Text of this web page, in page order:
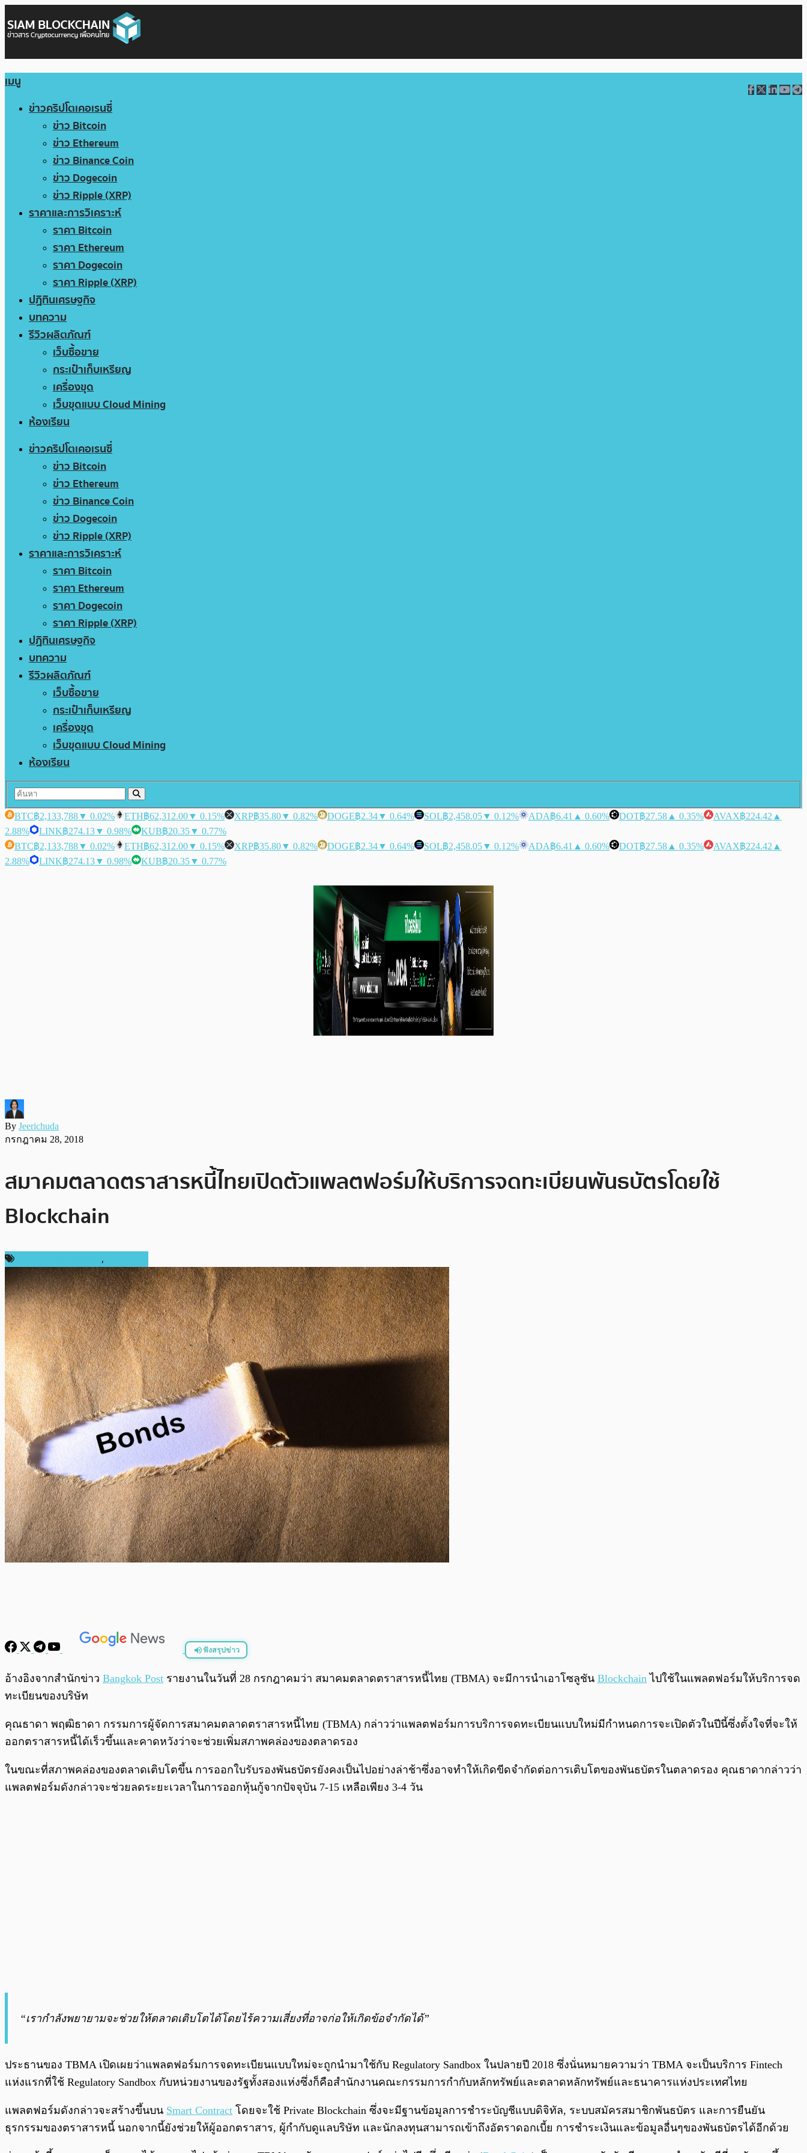
เมนู
ข่าวคริปโตเคอเรนซี่
ข่าว Bitcoin
ข่าว Ethereum
ข่าว Binance Coin
ข่าว Dogecoin
ข่าว Ripple (XRP)
ราคาและการวิเคราะห์
ราคา Bitcoin
ราคา Ethereum
ราคา Dogecoin
ราคา Ripple (XRP)
ปฏิทินเศรษฐกิจ
บทความ
รีวิวผลิตภัณฑ์
เว็บซื้อขาย
กระเป๋าเก็บเหรียญ
เครื่องขุด
เว็บขุดแบบ Cloud Mining
ห้องเรียน
ข่าวคริปโตเคอเรนซี่
ข่าว Bitcoin
ข่าว Ethereum
ข่าว Binance Coin
ข่าว Dogecoin
ข่าว Ripple (XRP)
ราคาและการวิเคราะห์
ราคา Bitcoin
ราคา Ethereum
ราคา Dogecoin
ราคา Ripple (XRP)
ปฏิทินเศรษฐกิจ
บทความ
รีวิวผลิตภัณฑ์
เว็บซื้อขาย
กระเป๋าเก็บเหรียญ
เครื่องขุด
เว็บขุดแบบ Cloud Mining
ห้องเรียน
BTC฿2,133,788▼ 0.02% ETH฿62,312.00▼ 0.15% XRP฿35.80▼ 0.82% DOGE฿2.34▼ 0.64% SOL฿2,458.05▼ 0.12% ADA฿6.41 ▲ 0.60% DOT฿27.58 ▲ 0.35% AVAX฿224.42 ▲
2.88%
LINK฿274.13▼ 0.98% KUB฿20.35▼ 0.77%
BTC฿2,133,788▼ 0.02% ETH฿62,312.00▼ 0.15% XRP฿35.80▼ 0.82% DOGE฿2.34▼ 0.64% SOL฿2,458.05▼ 0.12% ADA฿6.41 ▲ 0.60% DOT฿27.58 ▲ 0.35% AVAX฿224.42 ▲
2.88%
LINK฿274.13▼ 0.98% KUB฿20.35▼ 0.77%
By Jeerichuda
กรกฎาคม 28, 2018
สมาคมตลาดตราสารหนี้ไทยเปิดตัวแพลตฟอร์มให้บริการจดทะเบียนพันธบัตรโดยใช้
Blockchain
,
ฟังสรุปข่าว
พร้อมเล่น 0:00 /0:00
อ้างอิงจากสำนักข่าว Bangkok Post รายงานในวันที่ 28 กรกฎาคมว่า สมาคมตลาดตราสารหนี้ไทย (TBMA) จะมีการนำเอาโซลูชัน Blockchain ไปใช้ในแพลตฟอร์มให้บริการจด
ทะเบียนของบริษัท
คุณธาดา พฤฒิธาดา กรรมการผู้จัดการสมาคมตลาดตราสารหนี้ไทย (TBMA) กล่าวว่าแพลตฟอร์มการบริการจดทะเบียนแบบใหม่มีกำหนดการจะเปิดตัวในปีนี้ซึ่งตั้งใจที่จะให้
ออกตราสารหนี้ได้เร็วขึ้นและคาดหวังว่าจะช่วยเพิ่มสภาพคล่องของตลาดรอง
ในขณะที่สภาพคล่องของตลาดเติบโตขึ้น การออกใบรับรองพันธบัตรยังคงเป็นไปอย่างล่าช้าซึ่งอาจทำให้เกิดขีดจำกัดต่อการเติบโตของพันธบัตรในตลาดรอง คุณธาดากล่าวว่า
แพลตฟอร์มดังกล่าวจะช่วยลดระยะเวลาในการออกหุ้นกู้จากปัจจุบัน 7-15 เหลือเพียง 3-4 วัน
“เรากำลังพยายามจะช่วยให้ตลาดเติบโตได้โดยไร้ความเสี่ยงที่อาจก่อให้เกิดข้อจำกัดได้”
ประธานของ TBMA เปิดเผยว่าแพลตฟอร์มการจดทะเบียนแบบใหม่จะถูกนำมาใช้กับ Regulatory Sandbox ในปลายปี 2018 ซึ่งนั่นหมายความว่า TBMA จะเป็นบริการ Fintech
แห่งแรกที่ใช้ Regulatory Sandbox กับหน่วยงานของรัฐทั้งสองแห่งซึ่งก็คือสำนักงานคณะกรรมการกำกับหลักทรัพย์และตลาดหลักทรัพย์และธนาคารแห่งประเทศไทย
แพลตฟอร์มดังกล่าวจะสร้างขึ้นบน Smart Contract โดยจะใช้ Private Blockchain ซึ่งจะมีฐานข้อมูลการชำระบัญชีแบบดิจิทัล, ระบบสมัครสมาชิกพันธบัตร และการยืนยัน
ธุรกรรมของตราสารหนี้ นอกจากนี้ยังช่วยให้ผู้ออกตราสาร, ผู้กำกับดูแลบริษัท และนักลงทุนสามารถเข้าถึงอัตราดอกเบี้ย การชำระเงินและข้อมูลอื่นๆของพันธบัตรได้อีกด้วย